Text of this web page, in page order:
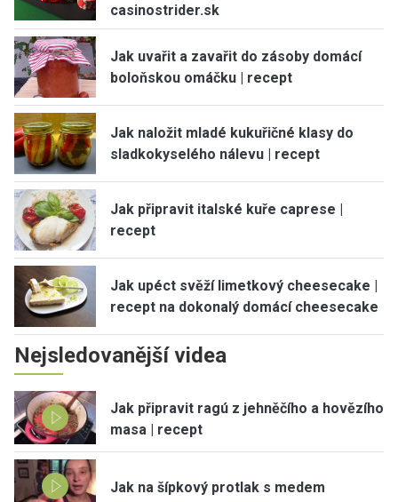
casinostrider.sk
Jak uvařit a zavařit do zásoby domácí
boloňskou omáčku | recept
Jak naložit mladé kukuřičné klasy do
sladkokyselého nálevu | recept
Jak připravit italské kuře caprese |
recept
Jak upéct svěží limetkový cheesecake |
recept na dokonalý domácí cheesecake
Nejsledovanější videa
Jak připravit ragú z jehněčího a hovězího
masa | recept
Jak na šípkový protlak s medem